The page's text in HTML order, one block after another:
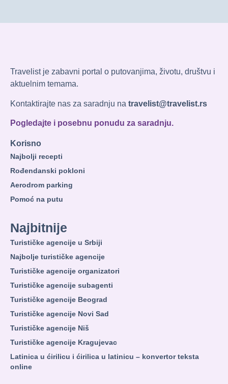
Travelist je zabavni portal o putovanjima, životu, društvu i
aktuelnim temama.
Kontaktirajte nas za saradnju na travelist@travelist.rs
Pogledajte i posebnu ponudu za saradnju.
Korisno
Najbolji recepti
Rođendanski pokloni
Aerodrom parking
Pomoć na putu
Najbitnije
Turističke agencije u Srbiji
Najbolje turističke agencije
Turističke agencije organizatori
Turističke agencije subagenti
Turističke agencije Beograd
Turističke agencije Novi Sad
Turističke agencije Niš
Turističke agencije Kragujevac
Latinica u ćirilicu i ćirilica u latinicu – konvertor teksta
online